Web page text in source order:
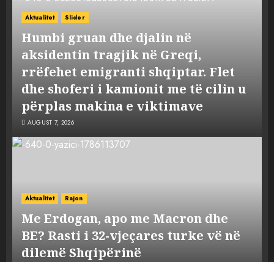
Aktualitet Slider
Humbi gruan dhe djalin në
aksidentin tragjik në Greqi,
rrëfehet emigranti shqiptar. Flet
dhe shoferi i kamionit me të cilin u
përplas makina e viktimave
AUGUST 7, 2026
Aktualitet Rajon
Me Erdogan, apo me Macron dhe
BE? Rasti i 32-vjeçares turke vë në
dilemë Shqipërinë